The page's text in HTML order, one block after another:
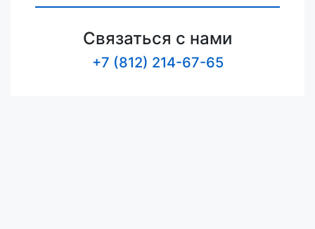
Связаться с нами
+7 (812) 214-67-65